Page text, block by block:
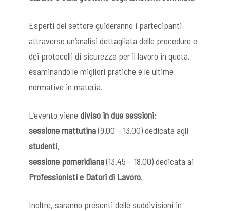
Esperti del settore guideranno i partecipanti
attraverso un’analisi dettagliata delle procedure e
dei protocolli di sicurezza per il lavoro in quota,
esaminando le migliori pratiche e le ultime
normative in materia.
L’evento vienediviso in due sessioni:
sessione mattutina(9.00 – 13.00) dedicata agli
studenti,
sessione pomeridiana(13.45 – 18.00) dedicata ai
Professionisti e Datori di Lavoro.
Inoltre, saranno presenti delle suddivisioni in